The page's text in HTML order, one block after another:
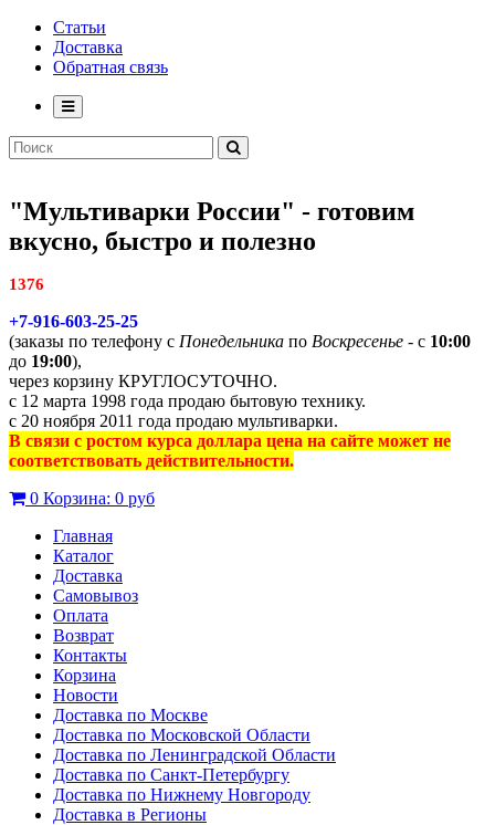
Статьи
Доставка
Обратная связь
"Мультиварки России" - готовим
вкусно, быстро и полезно
1376
+7-916-603-25-25
(заказы по телефону с Понедельника по Воскресенье - с 10:00
до 19:00),
через корзину КРУГЛОСУТОЧНО.
с 12 марта 1998 года продаю бытовую технику.
с 20 ноября 2011 года продаю мультиварки.
В связи с ростом курса доллара цена на сайте может не
соответствовать действительности.
0 Корзина: 0 руб
Главная
Каталог
Доставка
Самовывоз
Оплата
Возврат
Контакты
Корзина
Новости
Доставка по Москве
Доставка по Московской Области
Доставка по Ленинградской Области
Доставка по Санкт-Петербургу
Доставка по Нижнему Новгороду
Доставка в Регионы